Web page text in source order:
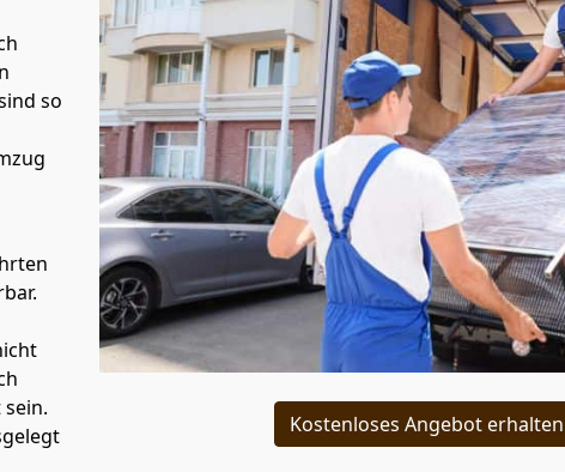
so
Kostenloses Angebot erhalten